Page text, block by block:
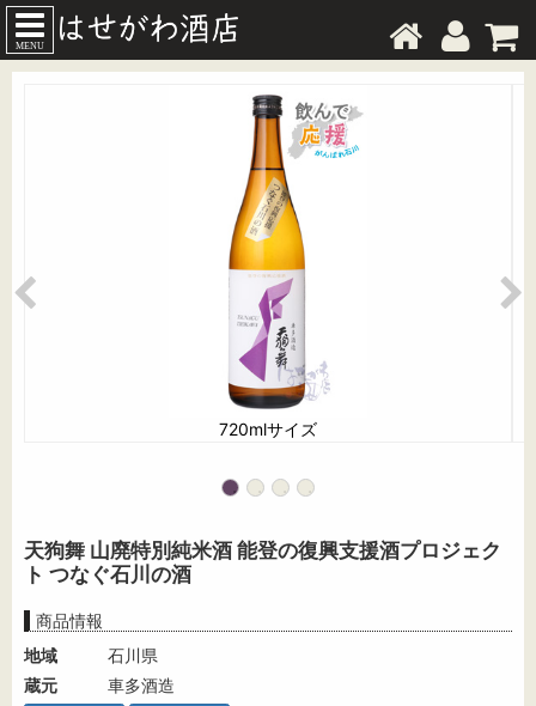
MENU
720mlサイズ
天狗舞 山廃特別純米酒 能登の復興支援酒プロジェク
ト つなぐ石川の酒
商品情報
地域
石川県
蔵元
車多酒造